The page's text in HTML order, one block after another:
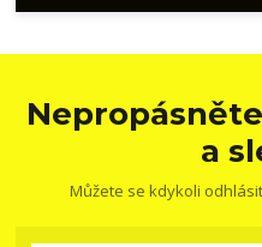
a
Můžete se kdykoli